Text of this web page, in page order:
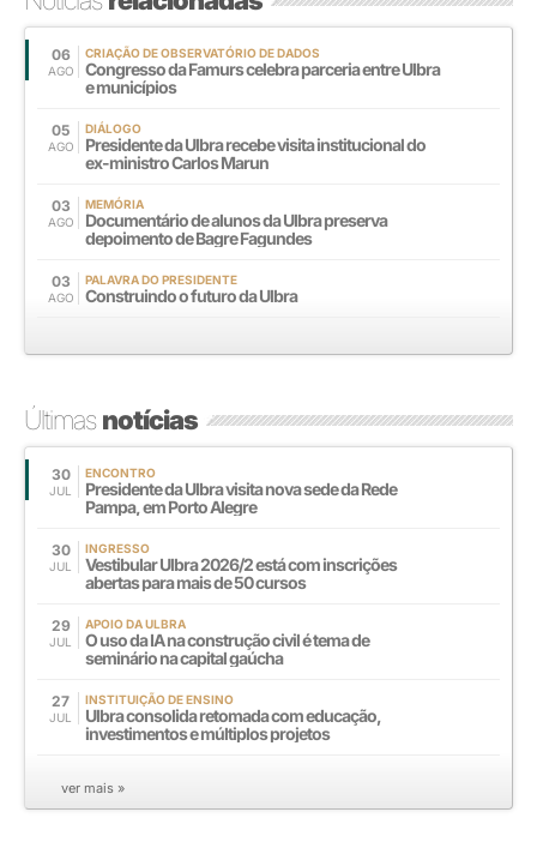
06
AGO
CRIAÇÃO DE OBSERVATÓRIO DE DADOS
Congresso da Famurs celebra parceria entre Ulbra
e municípios
05
AGO
DIÁLOGO
Presidente da Ulbra recebe visita institucional do
ex-ministro Carlos Marun
03
AGO
MEMÓRIA
Documentário de alunos da Ulbra preserva
depoimento de Bagre Fagundes
03
AGO
PALAVRA DO PRESIDENTE
Construindo o futuro da Ulbra
Últimasnotícias
30
JUL
ENCONTRO
Presidente da Ulbra visita nova sede da Rede
Pampa, em Porto Alegre
30
JUL
INGRESSO
Vestibular Ulbra 2026/2 está com inscrições
abertas para mais de 50 cursos
29
JUL
APOIO DA ULBRA
O uso da IA na construção civil é tema de
seminário na capital gaúcha
27
JUL
INSTITUIÇÃO DE ENSINO
Ulbra consolida retomada com educação,
investimentos e múltiplos projetos
ver mais »